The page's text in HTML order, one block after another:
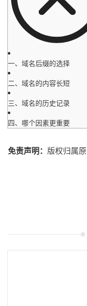
一、域名后缀的选择
二、域名的内容长短
三、域名的历史记录
四、哪个因素更重要
免责声明： 版权归属